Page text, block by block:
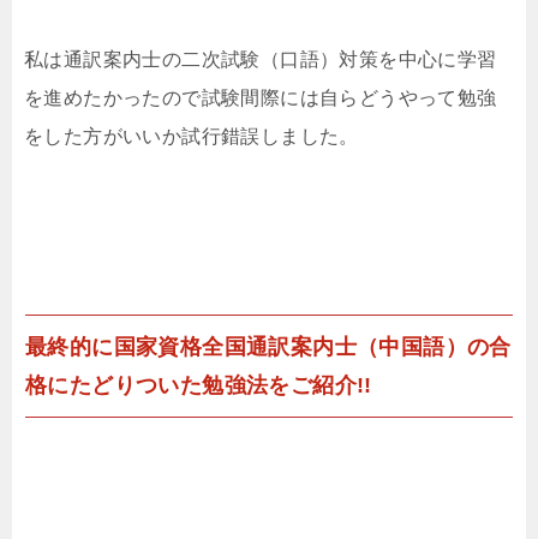
私は通訳案内士の二次試験（口語）対策を中心に学習
を進めたかったので試験間際には自らどうやって勉強
をした方がいいか試行錯誤しました。
最終的に国家資格全国通訳案内士（中国語）の合
格にたどりついた勉強法をご紹介!!